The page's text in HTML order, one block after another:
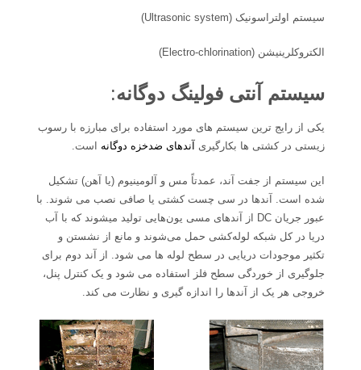
سیستم اولتراسونیک (Ultrasonic system)
الکتروکلرینیشن (Electro-chlorination)
سیستم آنتی فولینگ دوگانه:
یکی از رایج ترین سیستم های مورد استفاده برای مبارزه با رسوب
زیستی در کشتی ها بکارگیری آندهای ضدخزه دوگانه است.
این سیستم از جفت آند، عمدتاً مس و آلومینیوم (یا آهن) تشکیل
شده است. آندها در سی چست کشتی یا صافی نصب می شوند. با
عبور جریان DC از آندهای مسی یون‌هایی تولید میشوند که با آب
دریا در کل شبکه لوله‌کشی حمل می‌شوند و مانع از نشستن و
تکثیر موجودات دریایی در سطح لوله ها می شود. از آند دوم برای
جلوگیری از خوردگی سطح فلز استفاده می شود و یک کنترل پنل،
خروجی هر یک از آندها را اندازه گیری و نظارت می کند.